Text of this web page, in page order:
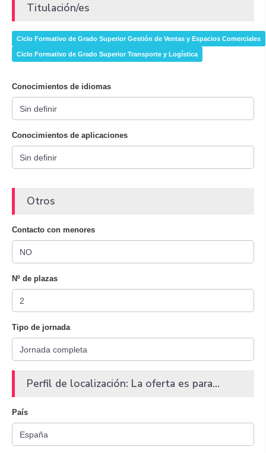
Titulación/es
Ciclo Formativo de Grado Superior Gestión de Ventas y Espacios Comerciales
Ciclo Formativo de Grado Superior Transporte y Logística
Conocimientos de idiomas
Conocimientos de aplicaciones
Otros
Contacto con menores
Nº de plazas
Tipo de jornada
Perfil de localización: La oferta es para...
País